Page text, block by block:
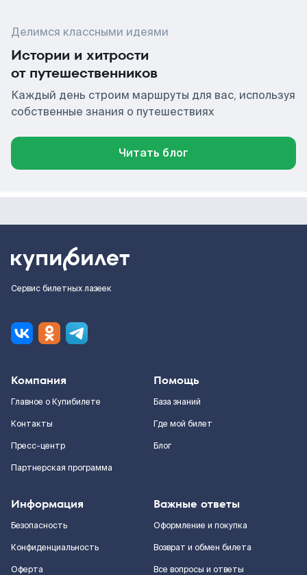
Делимся классными идеями
Истории и хитрости
от путешественников
Каждый день строим маршруты для вас, используя
собственные знания о путешествиях
Читать блог
Сервис билетных лазеек
Компания
Главное о Купибилете
Контакты
Пресс-центр
Партнерская программа
Помощь
База знаний
Где мой билет
Блог
Информация
Безопасность
Конфиденциальность
Оферта
Важные ответы
Оформление и покупка
Возврат и обмен билета
Все вопросы и ответы